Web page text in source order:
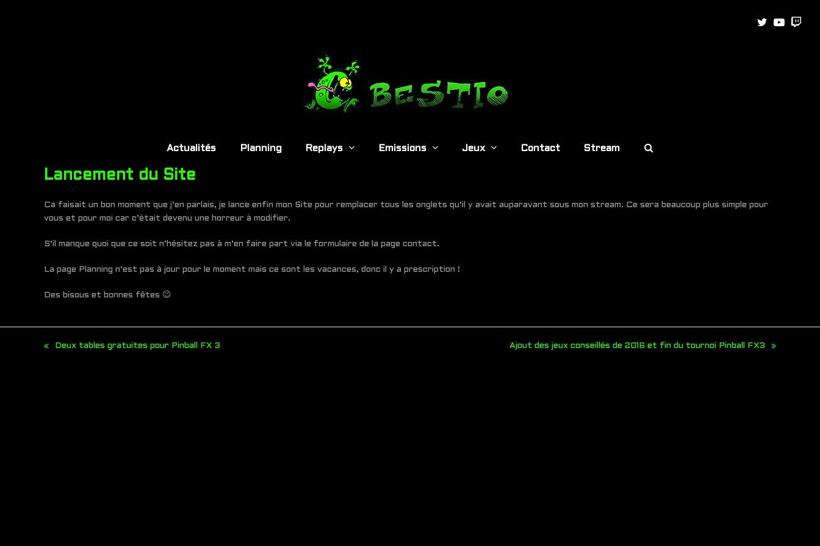
Twitter
Actualités Planning Replays Emissions Jeux Contact Stream
Lancement du Site
Ca faisait un bon moment que j’en parlais, je lance enfin mon Site pour remplacer tous les onglets qu’il y avait auparavant sous mon stream. Ce sera beaucoup plus simple pour
vous et pour moi car c’était devenu une horreur à modifier.
S’il manque quoi que ce soit n’hésitez pas à m’en faire part via le formulaire de la page contact.
La page Planning n’est pas à jour pour le moment mais ce sont les vacances, donc il y a prescription !
Des bisous et bonnes fêtes 😉
Deux tables gratuites pour Pinball FX 3
next
Ajout des jeux conseillés de 2016 et fin du tournoi Pinball FX3